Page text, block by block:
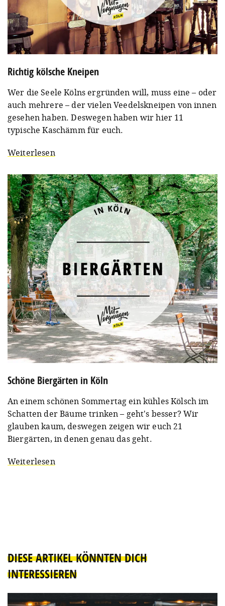
Richtig kölsche Kneipen
Wer die Seele Kölns ergründen will, muss eine – oder
auch mehrere – der vielen Veedelskneipen von innen
gesehen haben. Deswegen haben wir hier 11
typische Kaschämm für euch.
Weiterlesen
Schöne Biergärten in Köln
An einem schönen Sommertag ein kühles Kölsch im
Schatten der Bäume trinken – geht's besser? Wir
glauben kaum, deswegen zeigen wir euch 21
Biergärten, in denen genau das geht.
Weiterlesen
DIESE ARTIKEL KÖNNTEN DICH
INTERESSIEREN